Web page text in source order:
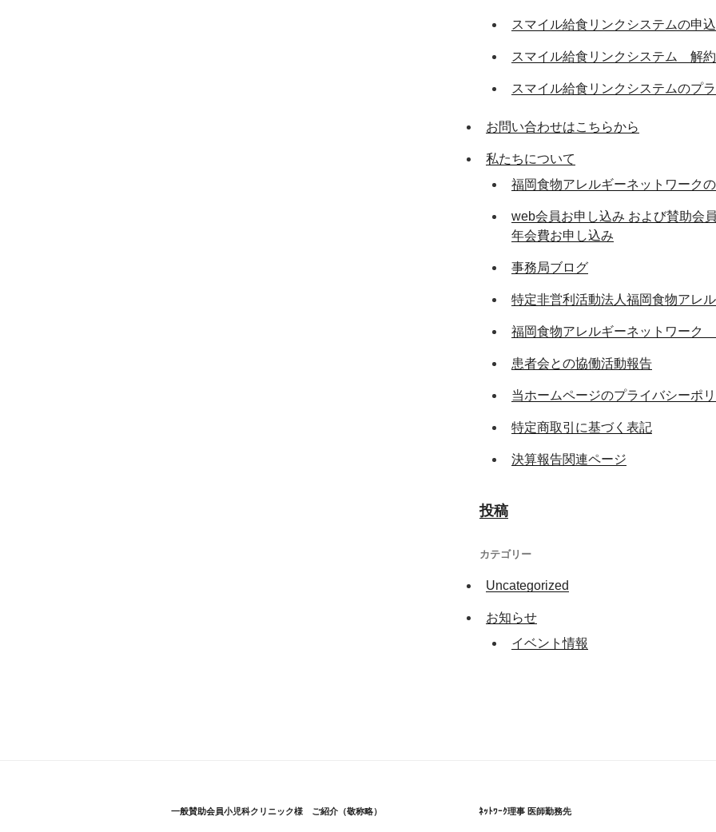
スマイル給食リンクシステムの申
スマイル給食リンクシステム 解
スマイル給食リンクシステムのプ
お問い合わせはこちらから
私たちについて
福岡食物アレルギーネットワーク
web会員お申し込み および賛助会
年会費お申し込み
事務局ブログ
特定非営利活動法人福岡食物アレ
福岡食物アレルギーネットワーク
患者会との協働活動報告
当ホームページのプライバシーポ
特定商取引に基づく表記
決算報告関連ページ
投稿
カテゴリー
Uncategorized
お知らせ
イベント情報
一般賛助会員小児科クリニック様 ご紹介（敬称略） ﾈｯﾄﾜｰｸ理事 医師勤務先